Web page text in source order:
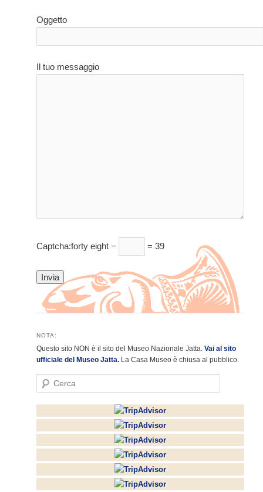
Oggetto
Il tuo messaggio
Captcha:forty eight − = 39
NOTA:
Questo sito NON è il sito del Museo Nazionale Jatta. Vai al sito
ufficiale del Museo Jatta.La Casa Museo è chiusa al pubblico.
e